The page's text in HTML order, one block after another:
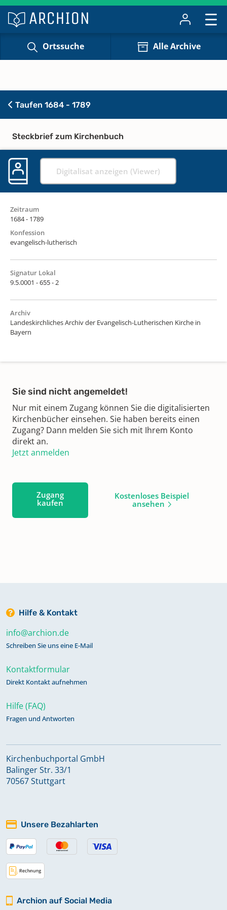
Ortssuche Alle Archive
Taufen 1684 - 1789
Steckbrief zum Kirchenbuch
Digitalisat anzeigen (Viewer)
Zeitraum
1684 - 1789
Konfession
evangelisch-lutherisch
Signatur Lokal
9.5.0001 - 655 - 2
Archiv
Landeskirchliches Archiv der Evangelisch-Lutherischen Kirche in
Bayern
Sie sind nicht angemeldet!
Nur mit einem Zugang können Sie die digitalisierten
Kirchenbücher einsehen. Sie haben bereits einen
Zugang? Dann melden Sie sich mit Ihrem Konto
direkt an.
Jetzt anmelden
Zugang
kaufen
Kostenloses Beispiel
ansehen
Hilfe & Kontakt
info@archion.de
Schreiben Sie uns eine E-Mail
Kontaktformular
Direkt Kontakt aufnehmen
Hilfe (FAQ)
Fragen und Antworten
Kirchenbuchportal GmbH
Balinger Str. 33/1
70567 Stuttgart
Unsere Bezahlarten
Archion auf Social Media